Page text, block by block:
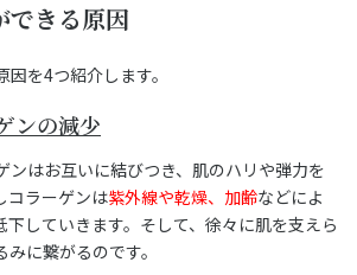
できる原因
を4つ紹介します。
ンの減少
ンはお互いに結びつき、肌のハリや弾力を
コラーゲンは紫外線や乾燥、加齢などによ
下していきます。そして、徐々に肌を支えら
に繋がるのです。